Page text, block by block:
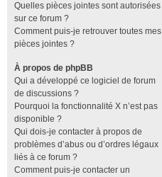
Quelles pièces jointes sont autorisées
sur ce forum ?
Comment puis-je retrouver toutes mes
pièces jointes ?
À propos de phpBB
Qui a développé ce logiciel de forum
de discussions ?
Pourquoi la fonctionnalité X n’est pas
disponible ?
Qui dois-je contacter à propos de
problèmes d’abus ou d’ordres légaux
liés à ce forum ?
Comment puis-je contacter un